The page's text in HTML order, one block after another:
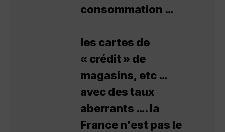
consommation …
les cartes de
« crédit » de
magasins, etc …
avec des taux
aberrants …. la
France n’est pas le